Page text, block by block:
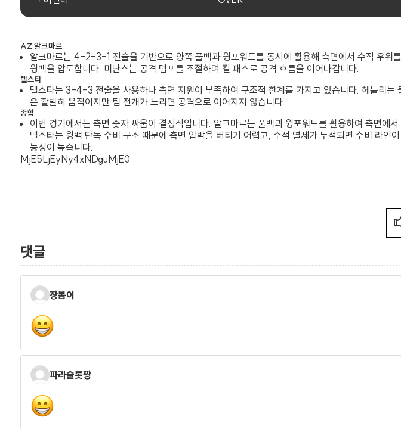
AZ 알크마르
알크마르는 4-2-3-1 전술을 기반으로 양쪽 풀백과 윙포워드를 동시에 활용해 측면에서 수적 우위
윙백을 압도합니다. 미난스는 공격 템포를 조절하며 킬 패스로 공격 흐름을 이어나갑니다.
텔스타
텔스타는 3-4-3 전술을 사용하나 측면 지원이 부족하여 구조적 한계를 가지고 있습니다. 헤틀리
은 활발히 움직이지만 팀 전개가 느리면 공격으로 이어지지 않습니다.
종합
이번 경기에서는 측면 숫자 싸움이 결정적입니다. 알크마르는 풀백과 윙포워드를 활용하여 측면에
텔스타는 윙백 단독 수비 구조 때문에 측면 압박을 버티기 어렵고, 수적 열세가 누적되면 수비 라
능성이 높습니다.
MjE5LjEyNy4xNDguMjE0
댓글
장봄이
파라슬롯짱